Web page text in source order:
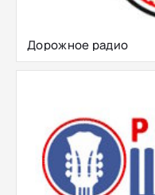
Дорожное радио